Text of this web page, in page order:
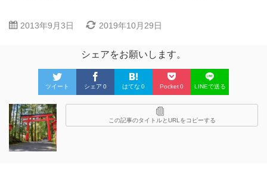
2013年9月3日 2019年10月29日
シェアをお願いします。
ツイート シェア 0 はてな 0 Pocket0 LINEで送る
この記事のタイトルとURLをコピーする